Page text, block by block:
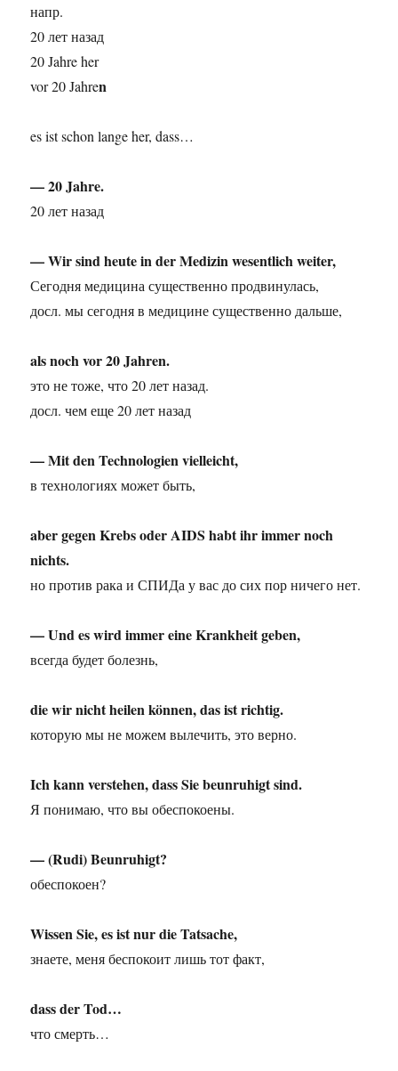
напр.
20 лет назад
20 Jahre her
vor 20 Jahren
es ist schon lange her, dass…
— 20 Jahre.
20 лет назад
— Wir sind heute in der Medizin wesentlich weiter,
Сегодня медицина существенно продвинулась,
досл. мы сегодня в медицине существенно дальше,
als noch vor 20 Jahren.
это не тоже, что 20 лет назад.
досл. чем еще 20 лет назад
— Mit den Technologien vielleicht,
в технологиях может быть,
aber gegen Krebs oder AIDS habt ihr immer noch
nichts.
но против рака и СПИДа у вас до сих пор ничего нет.
— Und es wird immer eine Krankheit geben,
всегда будет болезнь,
die wir nicht heilen können, das ist richtig.
которую мы не можем вылечить, это верно.
Ich kann verstehen, dass Sie beunruhigt sind.
Я понимаю, что вы обеспокоены.
— (Rudi) Beunruhigt?
обеспокоен?
Wissen Sie, es ist nur die Tatsache,
знаете, меня беспокоит лишь тот факт,
dass der Tod…
что смерть…